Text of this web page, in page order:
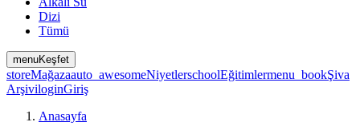
Dizi
Tümü
menuKeşfet
storeMağazaauto_awesomeNiyetlerschoolEğitimlermenu_bookŞiva
ArşiviloginGiriş
Anasayfa